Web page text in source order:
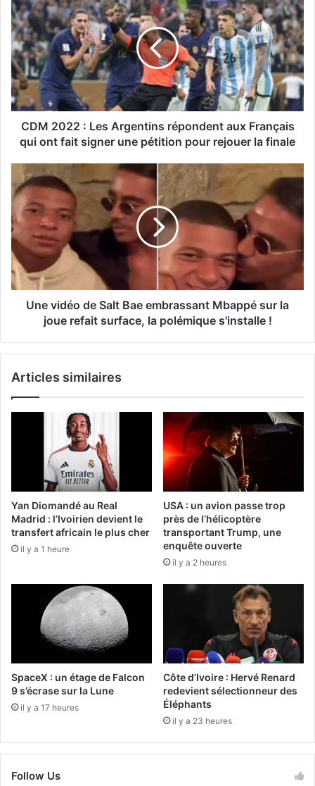
CDM 2022 : Les Argentins répondent aux Français
qui ont fait signer une pétition pour rejouer la finale
Une vidéo de Salt Bae embrassant Mbappé sur la
joue refait surface, la polémique s'installe !
Articles similaires
Yan Diomandé au Real
Madrid : l’Ivoirien devient le
transfert africain le plus cher
il y a 1 heure
USA : un avion passe trop
près de l’hélicoptère
transportant Trump, une
enquête ouverte
il y a 2 heures
SpaceX : un étage de Falcon
9 s’écrase sur la Lune
il y a 17 heures
Côte d’Ivoire : Hervé Renard
redevient sélectionneur des
Éléphants
il y a 23 heures
Follow Us